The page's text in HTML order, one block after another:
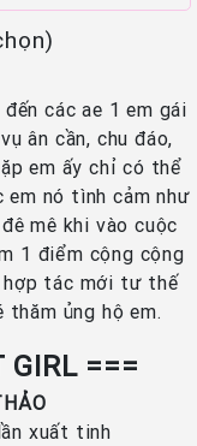
các ae 1 em gái
ân cần, chu đáo,
em ấy chỉ có thể
em nó tình cảm như
mê khi vào cuộc
1 điểm cộng cộng
tác mới tư thế
thăm ủng hộ em.
GIRL ===
xuất tinh